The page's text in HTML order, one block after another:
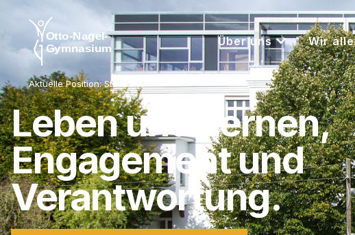
Über uns Wir alle
Aktuelle Position:Startseite
Leben und Lernen,
Engagement und
Verantwortung.